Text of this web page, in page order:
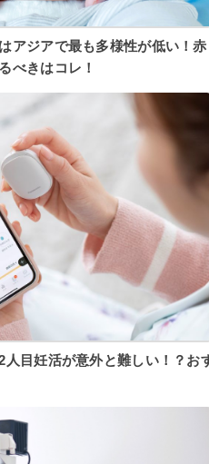
アジアで最も多様性が低い！赤
べきはコレ！
人目妊活が意外と難しい！？お